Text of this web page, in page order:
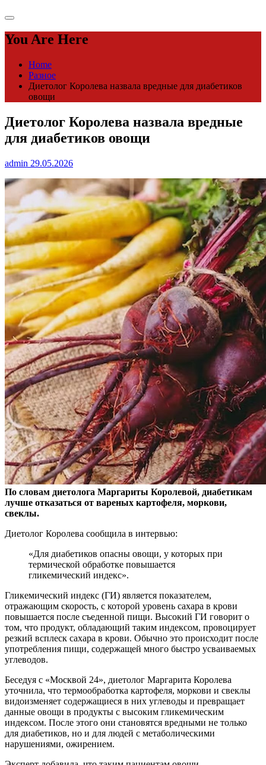
You Are Here
Home
Разное
Диетолог Королева назвала вредные для диабетиков
овощи
Диетолог Королева назвала вредные
для диабетиков овощи
admin 29.05.2026
По словам диетолога Маргариты Королевой, диабетикам
лучше отказаться от вареных картофеля, моркови,
свеклы.
Диетолог Королева сообщила в интервью:
«Для диабетиков опасны овощи, у которых при
термической обработке повышается
гликемический индекс».
Гликемический индекс (ГИ) является показателем,
отражающим скорость, с которой уровень сахара в крови
повышается после съеденной пищи. Высокий ГИ говорит о
том, что продукт, обладающий таким индексом, провоцирует
резкий всплеск сахара в крови. Обычно это происходит после
употребления пищи, содержащей много быстро усваиваемых
углеводов.
Беседуя с «Москвой 24», диетолог Маргарита Королева
уточнила, что термообработка картофеля, моркови и свеклы
видоизменяет содержащиеся в них углеводы и превращает
данные овощи в продукты с высоким гликемическим
индексом. После этого они становятся вредными не только
для диабетиков, но и для людей с метаболическими
нарушениями, ожирением.